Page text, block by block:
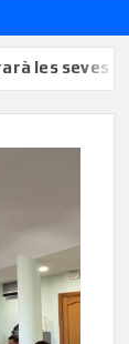
els dies